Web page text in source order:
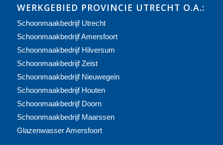
WERKGEBIED PROVINCIE UTRECHT O.A.:
Schoonmaakbedrijf Utrecht
Schoonmaakbedrijf Amersfoort
Schoonmaakbedrijf Hilversum
Schoonmaakbedrijf Zeist
Schoonmaakbedrijf Nieuwegein
Schoonmaakbedrijf Houten
Schoonmaakbedrijf Doorn
Schoonmaakbedrijf Maarssen
Glazenwasser Amersfoort